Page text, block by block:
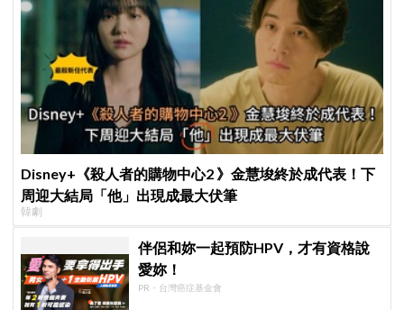
Disney+《殺人者的購物中心2 》金慧埈終於成代表！下
周迎大結局「他」出現成最大伏筆
韓劇
伴侶和妳一起預防HPV，才有資格說
愛妳！
PR・台灣癌症基金會